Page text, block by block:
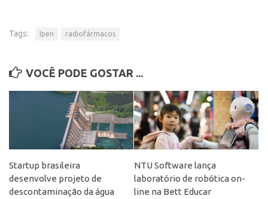
Leis e Normas
Editais de TT
PD&I
Convênios
Chamamento
Parcerias PD&I
PIPE/FAPESP
SPRINT
Tags: Ipen radiofármacos
VOCÊ PODE GOSTAR ...
Startup brasileira
desenvolve projeto de
descontaminação da água
NTU Software lança
laboratório de robótica on-
line na Bett Educar